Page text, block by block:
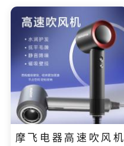
摩飞电器高速吹风机